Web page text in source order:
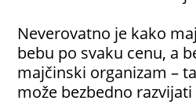
Neverovatno je kako
bebu po svaku cenu, a
majčinski organizam –
može bezbedno